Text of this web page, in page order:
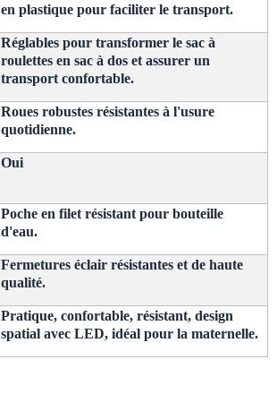
en plastique pour faciliter le transport.
Réglables pour transformer le sac à
roulettes en sac à dos et assurer un
transport confortable.
Roues robustes résistantes à l'usure
quotidienne.
Oui
Poche en filet résistant pour bouteille
d'eau.
Fermetures éclair résistantes et de haute
qualité.
Pratique, confortable, résistant, design
spatial avec LED, idéal pour la maternelle.